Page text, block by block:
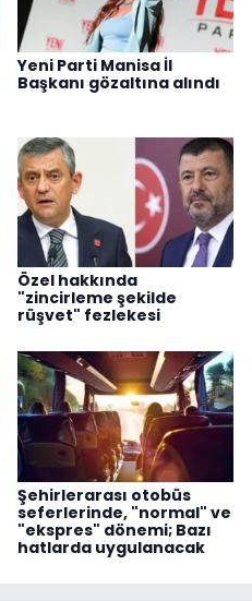
Yeni Parti Manisa İl
Başkanı gözaltına alındı
Özel hakkında
"zincirleme şekilde
rüşvet" fezlekesi
Şehirlerarası otobüs
seferlerinde, "normal" ve
"ekspres" dönemi; Bazı
hatlarda uygulanacak